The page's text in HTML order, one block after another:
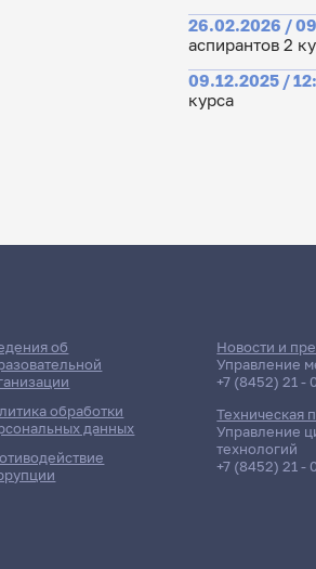
26.02.2026 /
аспирантов 2
09.12.2025 /
курса
об
обработки
данных
Новости и
Управление
+7 (8452) 21 -
Техническая
Управление
технологий
+7 (8452) 21 -